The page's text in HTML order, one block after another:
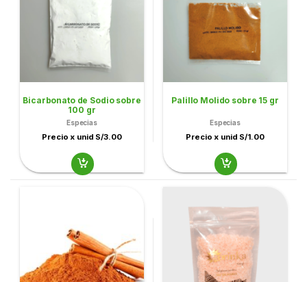
Bicarbonato de Sodio sobre
100 gr
Especias
Precio x unid S/3.00
Palillo Molido sobre 15 gr
Especias
Precio x unid S/1.00